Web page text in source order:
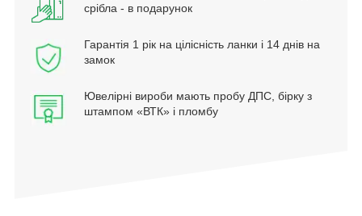
срібла - в подарунок
Гарантія 1 рік на цілісність ланки і 14 днів на
замок
Ювелірні вироби мають пробу ДПС, бірку з
штампом «ВТК» і пломбу